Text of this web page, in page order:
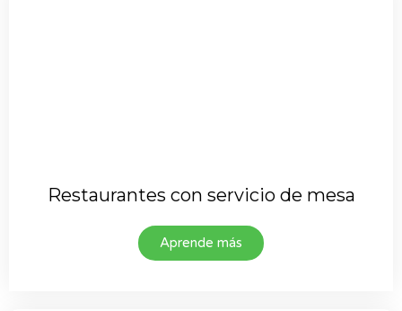
Restaurantes con servicio de mesa
Aprende más